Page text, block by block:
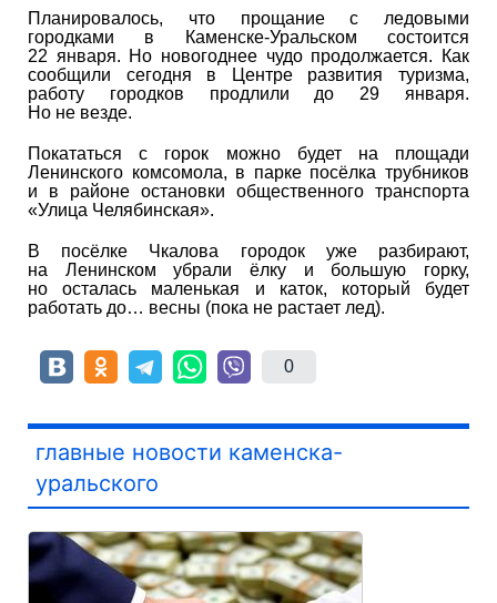
Планировалось, что прощание с ледовыми
городками в Каменске-Уральском состоится
22 января. Но новогоднее чудо продолжается. Как
сообщили сегодня в Центре развития туризма,
работу городков продлили до 29 января.
Но не везде.
Покататься с горок можно будет на площади
Ленинского комсомола, в парке посёлка трубников
и в районе остановки общественного транспорта
«Улица Челябинская».
В посёлке Чкалова городок уже разбирают,
на Ленинском убрали ёлку и большую горку,
но осталась маленькая и каток, который будет
работать до… весны (пока не растает лед).
0
главные новости каменска-
уральского